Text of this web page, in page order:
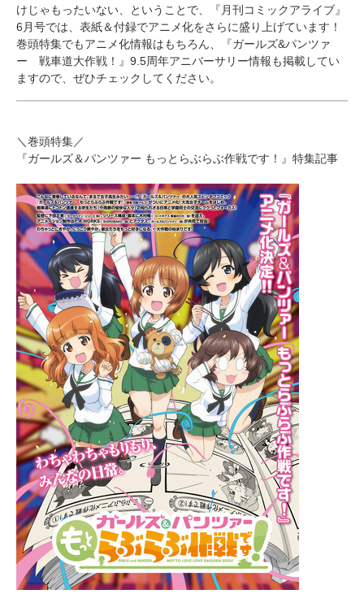
けじゃもったいない、ということで、『月刊コミックアライブ』
6月号では、表紙＆付録でアニメ化をさらに盛り上げています！
巻頭特集でもアニメ化情報はもちろん、『ガールズ&パンツァ
ー 戦車道大作戦！』9.5周年アニバーサリー情報も掲載してい
ますので、ぜひチェックしてください。
＼巻頭特集／
『ガールズ＆パンツァー もっとらぶらぶ作戦です！』特集記事